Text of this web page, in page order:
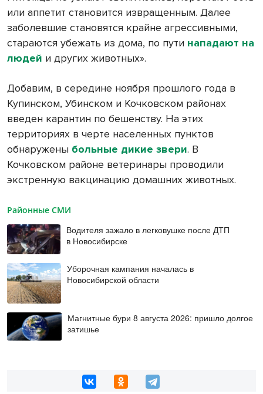
или аппетит становится извращенным. Далее
заболевшие становятся крайне агрессивными,
стараются убежать из дома, по пути нападают на
людей и других животных».
Добавим, в середине ноября прошлого года в
Купинском, Убинском и Кочковском районах
введен карантин по бешенству. На этих
территориях в черте населенных пунктов
обнаружены больные дикие звери. В
Кочковском районе ветеринары проводили
экстренную вакцинацию домашних животных.
Районные СМИ
Водителя зажало в легковушке после ДТП
в Новосибирске
Уборочная кампания началась в
Новосибирской области
Магнитные бури 8 августа 2026: пришло долгое
затишье